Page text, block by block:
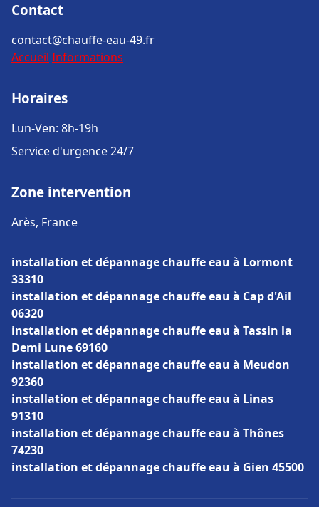
Contact
contact@chauffe-eau-49.fr
Accueil Informations
Horaires
Lun-Ven: 8h-19h
Service d'urgence 24/7
Zone intervention
Arès, France
installation et dépannage chauffe eau à Lormont
33310
installation et dépannage chauffe eau à Cap d'Ail
06320
installation et dépannage chauffe eau à Tassin la
Demi Lune 69160
installation et dépannage chauffe eau à Meudon
92360
installation et dépannage chauffe eau à Linas
91310
installation et dépannage chauffe eau à Thônes
74230
installation et dépannage chauffe eau à Gien 45500